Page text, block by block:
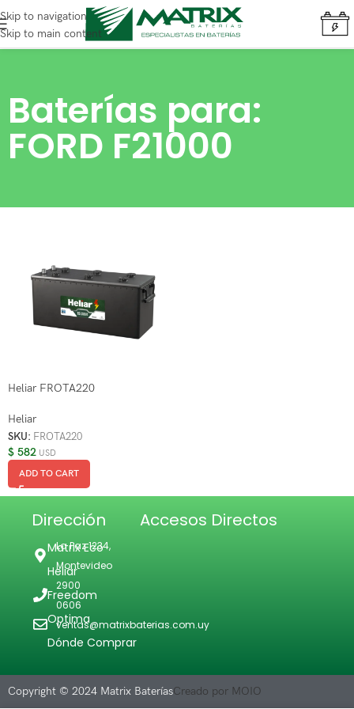
Skip to navigation
Skip to main content
Baterías para:
FORD F21000
Heliar FROTA220
Heliar
SKU: FROTA220
$ 582 USD
ADD TO CART
Dirección
La Paz 1234,
Montevideo
2900
0606
ventas@matrixbaterias.com.uy
Accesos Directos
Matrix Eco
Heliar
Freedom
Optima
Dónde Comprar
Copyright © 2024 Matrix BateríasCreado por MOIO